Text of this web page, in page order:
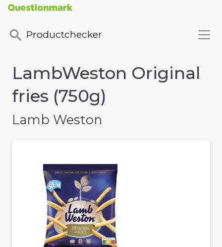
Productchecker
LambWeston Original
fries (750g)
Lamb Weston